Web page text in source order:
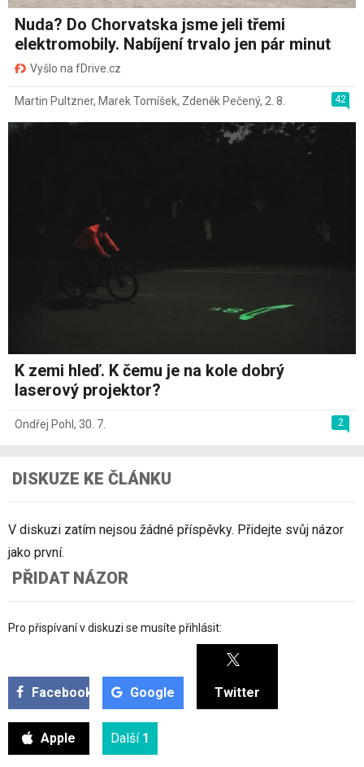
Nuda? Do Chorvatska jsme jeli třemi
elektromobily. Nabíjení trvalo jen pár minut
Vyšlo na fDrive.cz
42
Martin Pultzner, Marek Tomíšek, Zdeněk Pečený, 2. 8.
K zemi hleď. K čemu je na kole dobrý
laserový projektor?
2
Ondřej Pohl , 30. 7.
DISKUZE KE ČLÁNKU
V diskuzi zatím nejsou žádné příspěvky. Přidejte svůj názor
jako první.
PŘIDAT NÁZOR
Pro přispívaní v diskuzi se musíte přihlásit:
Facebook Google Twitter
Apple Další 1